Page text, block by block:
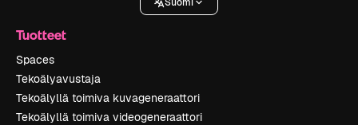
Tuotteet
Spaces
Tekoälyavustaja
Tekoälyllä toimiva kuvageneraattori
Tekoälyllä toimiva videogeneraattori